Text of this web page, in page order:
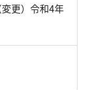
更）令和4年